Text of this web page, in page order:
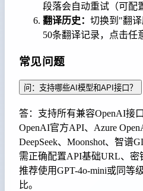
段落会自动重试（可配
翻译历史： 切换到"翻
50条翻译记录，点击任
常见问题
问：支持哪些AI模型和API接口？
答：支持所有兼容OpenAI接
OpenAI官方API、Azure
DeepSeek、Moonshot、智谱
需正确配置API基础URL、密
推荐使用GPT-4o-mini或同等
比。